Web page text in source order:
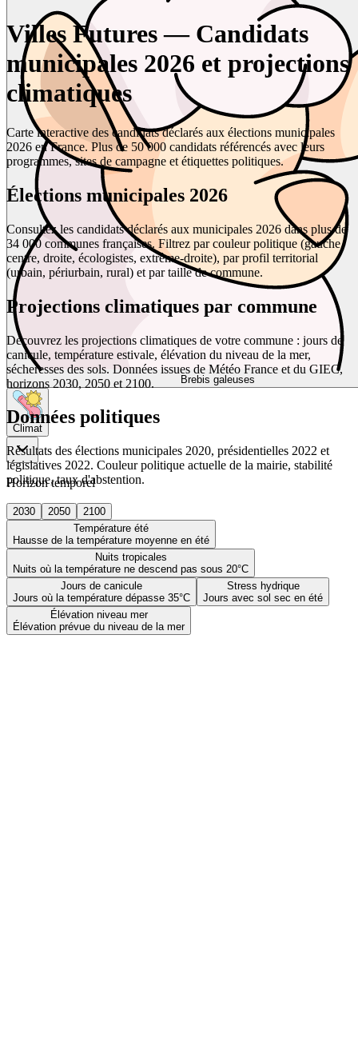
Brebis galeuses
Climat
Horizon temporel
2030 2050
2100
Température été
Hausse de la température moyenne en été
Nuits tropicales
Nuits où la température ne descend pas sous 20°C
Jours de canicule
Jours où la température dépasse 35°C
Stress hydrique
Jours avec sol sec en été
Élévation niveau mer
Élévation prévue du niveau de la mer
Villes Futures — Candidats
municipales 2026 et projections
climatiques
Carte interactive des candidats déclarés aux élections municipales
2026 en France. Plus de 50 000 candidats référencés avec leurs
programmes, sites de campagne et étiquettes politiques.
Élections municipales 2026
Consultez les candidats déclarés aux municipales 2026 dans plus de
34 000 communes françaises. Filtrez par couleur politique (gauche,
centre, droite, écologistes, extrême-droite), par profil territorial
(urbain, périurbain, rural) et par taille de commune.
Projections climatiques par commune
Découvrez les projections climatiques de votre commune : jours de
canicule, température estivale, élévation du niveau de la mer,
sécheresses des sols. Données issues de Météo France et du GIEC,
horizons 2030, 2050 et 2100.
Données politiques
Résultats des élections municipales 2020, présidentielles 2022 et
législatives 2022. Couleur politique actuelle de la mairie, stabilité
politique, taux d'abstention.